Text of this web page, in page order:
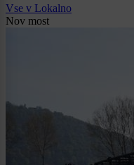
Vse v Lokalno
Nov most